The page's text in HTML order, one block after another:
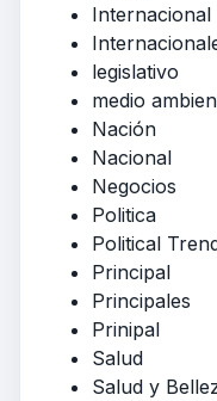
Internacional
legislativo
medio
Nación
Nacional
Negocios
Politica
Political
Principal
Principales
Prinipal
Salud
Salud y